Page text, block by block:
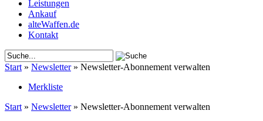
Leistungen
Ankauf
alteWaffen.de
Kontakt
Start » Newsletter» Newsletter-Abonnement verwalten
Merkliste
Start » Newsletter» Newsletter-Abonnement verwalten